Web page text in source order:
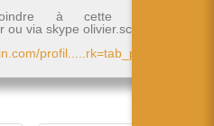
à cette adresse
via skype olivier.schimpf
profil.....rk=tab_pro